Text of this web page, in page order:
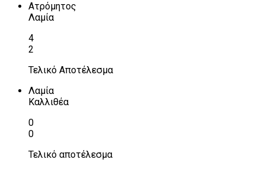
Ατρόμητος
Λαμία
4
2
Τελικό Αποτέλεσμα
Λαμία
Καλλιθέα
0
0
Τελικό αποτέλεσμα